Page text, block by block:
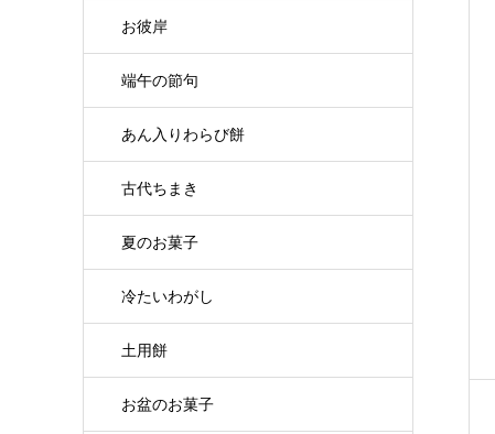
お彼岸
端午の節句
あん入りわらび餅
古代ちまき
夏のお菓子
冷たいわがし
土用餅
お盆のお菓子